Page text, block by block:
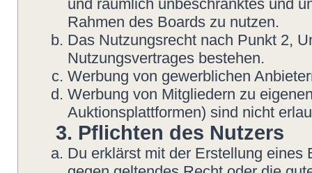
und räumlich unbeschränktes und
Rahmen des Boards zu nutzen.
Das Nutzungsrecht nach Punkt 2,
Nutzungsvertrages bestehen.
Werbung von gewerblichen
Werbung von Mitgliedern zu
Auktionsplattformen) sind nicht
3. Pflichten des Nutzers
Du erklärst mit der Erstellung eines